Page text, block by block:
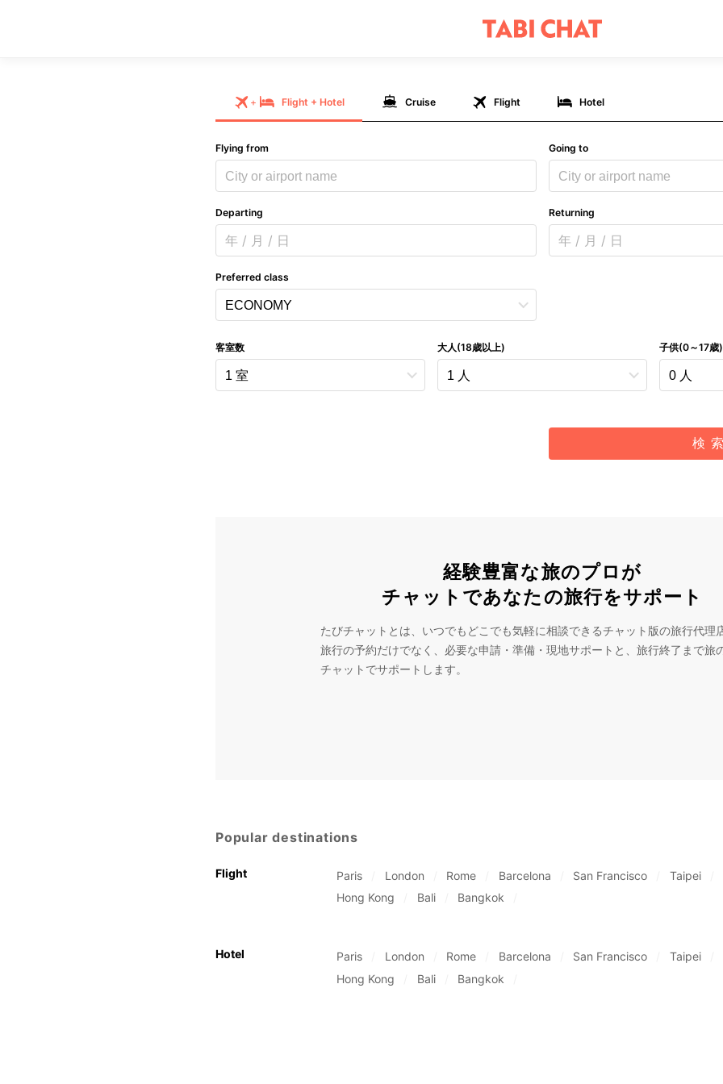
+ Flight + Hotel Cruise Flight Hotel
Flying from
City or airport name
Going to
City or airport name
Departing
年 / 月 / 日
Returning
年 / 月 / 日
Preferred class
客室数 大人(18歳以上) 子供(0～17歳)
検 索
経験豊富な旅のプロが
チャットであなたの旅行をサポート
たびチャットとは、いつでもどこでも気軽に相談できるチャット版の旅行代理
旅行の予約だけでなく、必要な申請・準備・現地サポートと、旅行終了まで旅
チャットでサポートします。
Popular destinations
Flight Paris London Rome Barcelona San Francisco Taipei
Hong Kong
Bali Bangkok
Hotel Paris London Rome Barcelona San Francisco Taipei
Hong Kong
Bali Bangkok